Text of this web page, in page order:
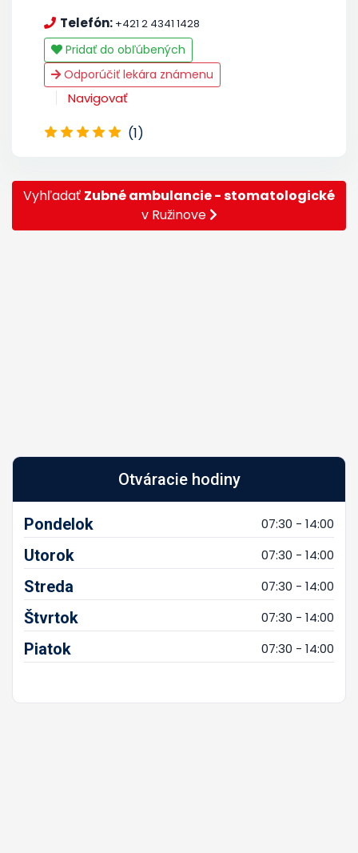
Telefón: +421 2 4341 1428
Pridať do obľúbených
Odporúčiť lekára známenu
Navigovať
(1)
Vyhľadať Zubné ambulancie - stomatologické
v Ružinove
Otváracie hodiny
Pondelok 07:30 - 14:00
Utorok 07:30 - 14:00
Streda 07:30 - 14:00
Štvrtok 07:30 - 14:00
Piatok 07:30 - 14:00